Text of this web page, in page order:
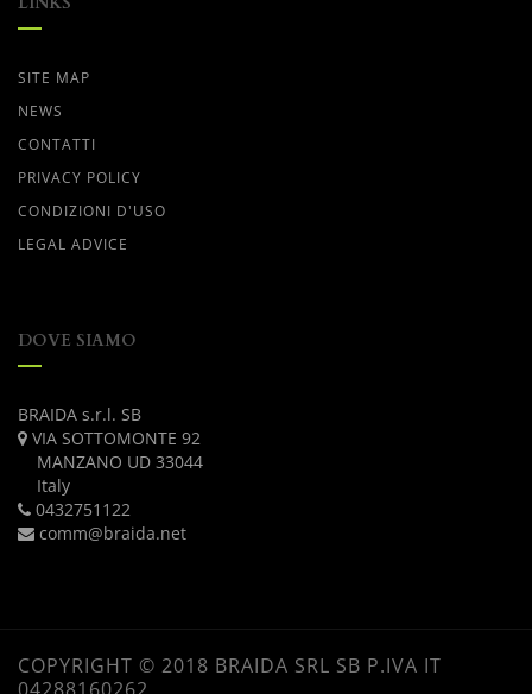
SITE MAP
NEWS
CONTATTI
PRIVACY POLICY
CONDIZIONI D'USO
LEGAL ADVICE
DOVE SIAMO
BRAIDA s.r.l. SB
VIA SOTTOMONTE 92
MANZANO UD 33044
Italy
0432751122
comm@braida.net
COPYRIGHT © 2018 BRAIDA SRL SB P.IVA IT